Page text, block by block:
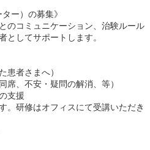
ー）の募集》
のコミュニケーション、治験ルール
としてサポートします。
患者さまへ）
席、不安・疑問の解消、等）
支援
。研修はオフィスにて受講いただき